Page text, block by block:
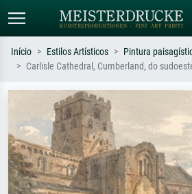
Pesquise por artista, título ou estilo –
ex: Monet, Noite Estrelada,
impressionismo, onda de Hokusai, nu.
a
Início Estilos Artísticos Pintura
Carlisle Cathedral, Cumberland, do